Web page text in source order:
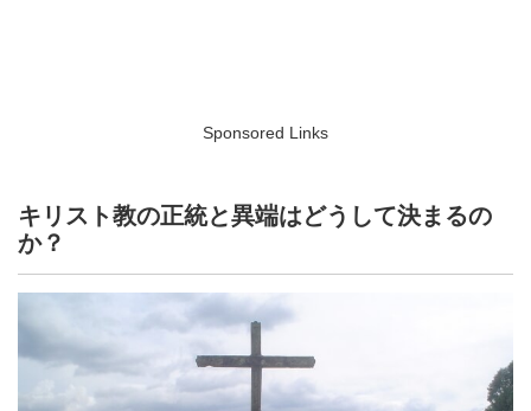
Sponsored Links
キリスト教の正統と異端はどうして決まるの
か？